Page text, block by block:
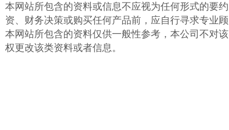
本网站所包含的资料或信息不应视为任何形式的要
资、财务决策或购买任何产品前，应自行寻求专业
本网站所包含的资料仅供一般性参考，本公司不对
权更改该类资料或者信息。